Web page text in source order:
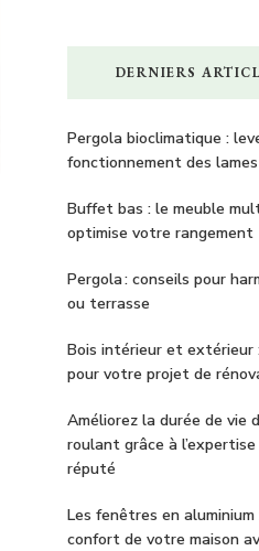
DERNIERS
Pergola bioclimatique :
fonctionnement des
Buffet bas : le meuble
optimise votre rangement
Pergola : conseils pour
ou terrasse
Bois intérieur et extérieur
pour votre projet de
Améliorez la durée de vie
roulant grâce à
réputé
Les fenêtres en aluminium
confort de votre maison